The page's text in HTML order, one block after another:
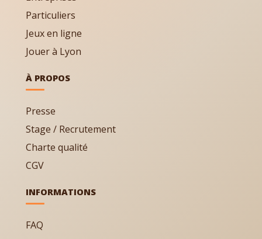
Particuliers
Jeux en ligne
Jouer à Lyon
À PROPOS
Presse
Stage / Recrutement
Charte qualité
CGV
INFORMATIONS
FAQ